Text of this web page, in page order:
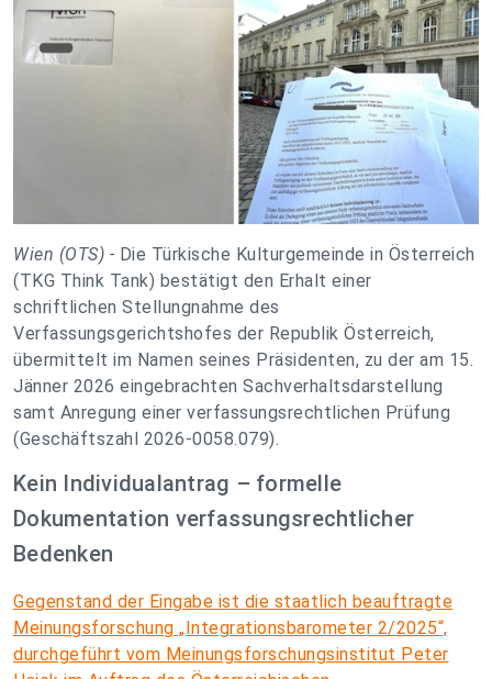
Wien (OTS) - Die Türkische Kulturgemeinde in Österreich
(TKG Think Tank) bestätigt den Erhalt einer
schriftlichen Stellungnahme des
Verfassungsgerichtshofes der Republik Österreich,
übermittelt im Namen seines Präsidenten, zu der am 15.
Jänner 2026 eingebrachten Sachverhaltsdarstellung
samt Anregung einer verfassungsrechtlichen Prüfung
(Geschäftszahl 2026-0058.079).
Kein Individualantrag – formelle
Dokumentation verfassungsrechtlicher
Bedenken
Gegenstand der Eingabe ist die staatlich beauftragte
Meinungsforschung „Integrationsbarometer 2/2025“,
durchgeführt vom Meinungsforschungsinstitut Peter